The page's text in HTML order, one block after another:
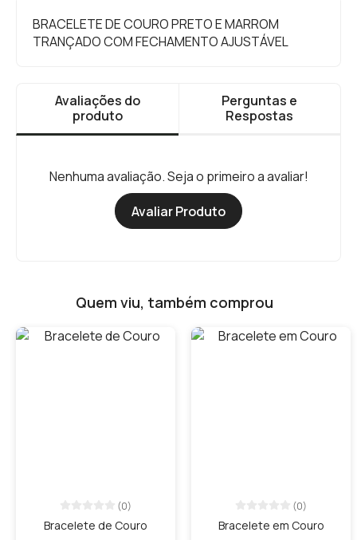
BRACELETE DE COURO PRETO E MARROM
TRANÇADO COM FECHAMENTO AJUSTÁVEL
Avaliações do
produto
Perguntas e
Respostas
Nenhuma avaliação. Seja o primeiro a avaliar!
Avaliar Produto
Quem viu, também comprou
(0)
Bracelete de Couro
(0)
Bracelete em Couro